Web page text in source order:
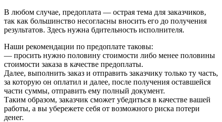
В любом случае, предоплата — острая тема для заказчиков,
так как большинство несогласны вносить его до получения
результатов. Здесь нужна бдительность исполнителя.
Наши рекомендации по предоплате таковы:
— просить нужно половину стоимости либо менее половины
стоимости заказа в качестве предоплаты.
Далее, выполнить заказ и отправить заказчику только ту часть,
за которую он оплатил и далее, после получения оставшейся
части суммы, отправить ему полный документ.
Таким образом, заказчик сможет убедиться в качестве вашей
работы, а вы убережете себя от возможного риска потери
денег.